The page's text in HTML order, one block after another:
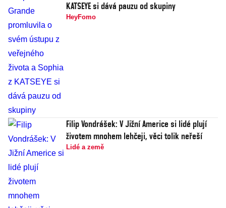
KATSEYE si dává pauzu od skupiny
HeyFomo
Filip Vondrášek: V Jižní Americe si lidé plují
životem mnohem lehčeji, věci tolik neřeší
Lidé a země